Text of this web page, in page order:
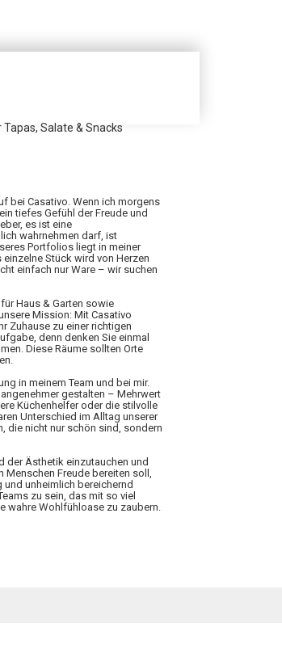
Salate & Snacks
bei Casativo. Wenn ich morgens
tiefes Gefühl der Freude und
es ist eine
wahrnehmen darf, ist
Portfolios liegt in meiner
Stück wird von Herzen
einfach nur Ware – wir suchen
Haus & Garten sowie
Mission: Mit Casativo
Zuhause zu einer richtigen
denn denken Sie einmal
Diese Räume sollten Orte
in meinem Team und bei mir.
gestalten – Mehrwert
Küchenhelfer oder die stilvolle
Unterschied im Alltag unserer
die nicht nur schön sind, sondern
der Ästhetik einzutauchen und
Freude bereiten soll,
unheimlich bereichernd
zu sein, das mit so viel
wahre Wohlfühloase zu zaubern.